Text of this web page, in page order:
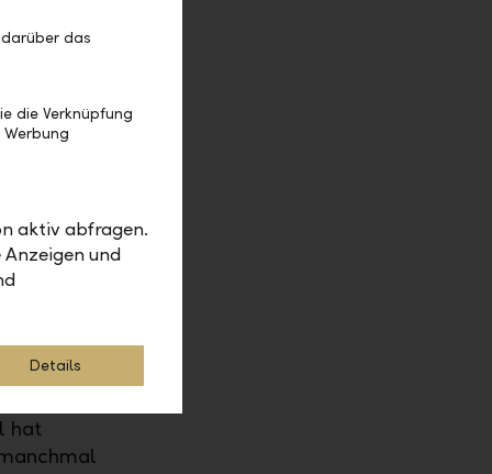
ist. Das
hier
in
Sie
hat
das
die Verknüpfung
aktiv abfragen.
und
Details